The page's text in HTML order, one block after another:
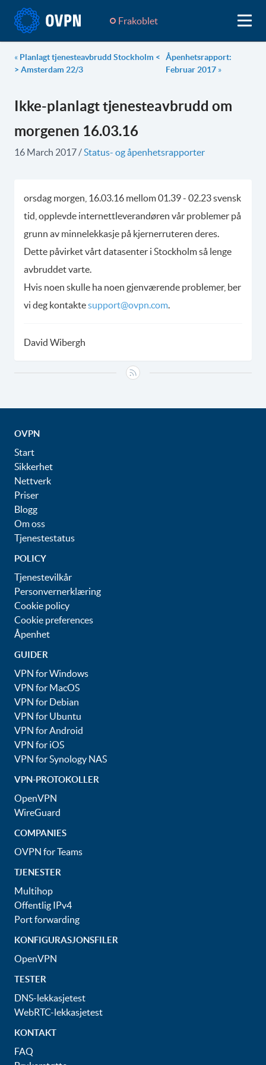
Frakoblet
« Planlagt tjenesteavbrudd Stockholm <
> Amsterdam 22/3
Åpenhetsrapport:
Februar 2017»
Ikke-planlagt tjenesteavbrudd om
morgenen 16.03.16
16 March 2017/Status- og åpenhetsrapporter
orsdag morgen, 16.03.16 mellom 01.39 - 02.23 svensk
tid, opplevde internettleverandøren vår problemer på
grunn av minnelekkasje på kjernerruteren deres.
Dette påvirket vårt datasenter i Stockholm så lenge
avbruddet varte.
Hvis noen skulle ha noen gjenværende problemer, ber
vi deg kontaktesupport@ovpn.com.
David Wibergh
OVPN
Start
Sikkerhet
Nettverk
Priser
Blogg
Om oss
Tjenestestatus
POLICY
Tjenestevilkår
Personvernerklæring
Cookie policy
Cookie preferences
Åpenhet
GUIDER
VPN for Windows
VPN for MacOS
VPN for Debian
VPN for Ubuntu
VPN for Android
VPN for iOS
VPN for Synology NAS
VPN-PROTOKOLLER
OpenVPN
WireGuard
COMPANIES
OVPN for Teams
TJENESTER
Multihop
Offentlig IPv4
Port forwarding
KONFIGURASJONSFILER
OpenVPN
TESTER
DNS-lekkasjetest
WebRTC-lekkasjetest
KONTAKT
FAQ